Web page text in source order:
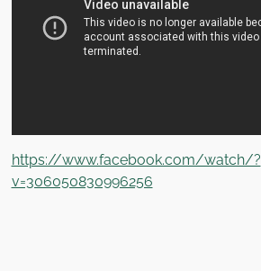
https://www.facebook.com/watch/?
v=306050830996256